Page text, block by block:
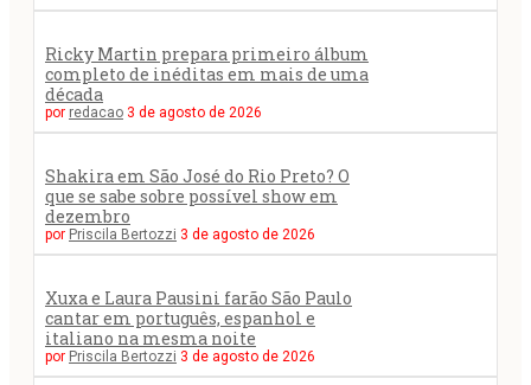
Ricky Martin prepara primeiro álbum
completo de inéditas em mais de uma
década
por redacao 3 de agosto de 2026
Shakira em São José do Rio Preto? O
que se sabe sobre possível show em
dezembro
por Priscila Bertozzi 3 de agosto de 2026
Xuxa e Laura Pausini farão São Paulo
cantar em português, espanhol e
italiano na mesma noite
por Priscila Bertozzi 3 de agosto de 2026